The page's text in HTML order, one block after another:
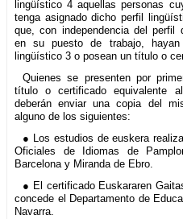
lingüístico 4 aquellas personas
tenga asignado dicho perfil
que, con independencia del perfil
en su puesto de trabajo, hayan
lingüístico 3 o posean un título o
Quienes se presenten por
título o certificado equivalente
deberán enviar una copia del
alguno de los siguientes:
● Los estudios de euskera
Oficiales de Idiomas de
Barcelona y Miranda de Ebro.
● El certificado Euskararen
concede el Departamento de
Navarra.